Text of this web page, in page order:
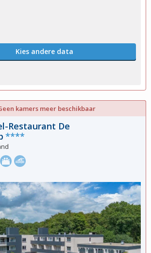
Kies andere data
kamers meer beschikbaar
Restaurant De
****